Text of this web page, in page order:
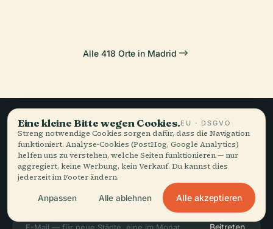
Alle 418 Orte in Madrid
Langsames Reisen,
gut erzählt.
BLEIBEN SIE AUF DEM LAUFENDEN
Eine kleine Bitte wegen Cookies.EU · DSGVO
Streng notwendige Cookies sorgen dafür, dass die Navigation
funktioniert. Analyse-Cookies (PostHog, Google Analytics)
helfen uns zu verstehen, welche Seiten funktionieren — nur
aggregiert, keine Werbung, kein Verkauf. Du kannst dies
jederzeit im Footer ändern.
Anpassen Alle ablehnen Alle akzeptieren